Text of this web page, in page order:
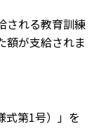
される教育訓練
額が支給されま
式第1号）」を